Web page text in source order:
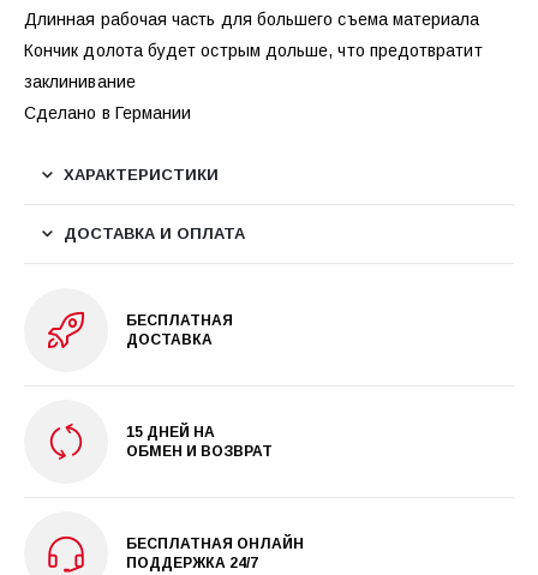
Длинная рабочая часть для большего съема материала
Кончик долота будет острым дольше, что предотвратит
заклинивание
Сделано в Германии
ХАРАКТЕРИСТИКИ
ДОСТАВКА И ОПЛАТА
БЕСПЛАТНАЯ
ДОСТАВКА
15 ДНЕЙ НА
ОБМЕН И ВОЗВРАТ
БЕСПЛАТНАЯ ОНЛАЙН
ПОДДЕРЖКА 24/7